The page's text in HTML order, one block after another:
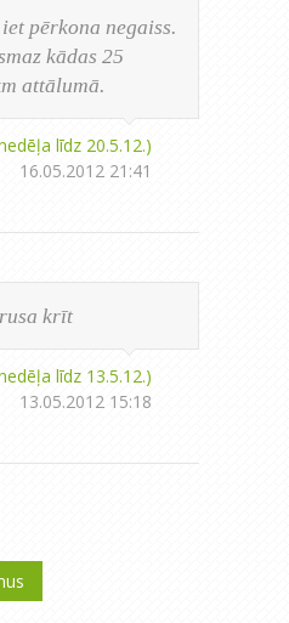
pērkona negaiss.
kādas 25
attālumā.
līdz 20.5.12.)
16.05.2012 21:41
krīt
līdz 13.5.12.)
13.05.2012 15:18